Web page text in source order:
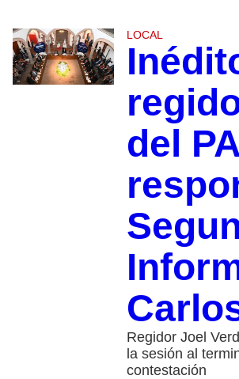
LOCAL
del
Regidor Joel
la sesión al
contestación